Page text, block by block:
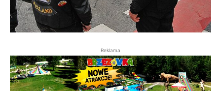
Reklama